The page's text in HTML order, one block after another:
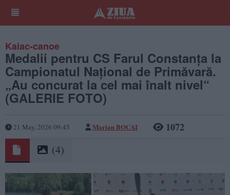
Kaiac-canoe
Medalii pentru CS Farul Constanța la
Campionatul Național de Primăvară.
„Au concurat la cel mai înalt nivel“
(GALERIE FOTO)
21 May, 2026 09:45 Marian BOCAI 1072
(4)